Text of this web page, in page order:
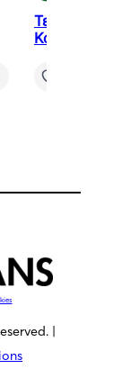
Τελετή
Καθηκόντων
της Χιλής
|